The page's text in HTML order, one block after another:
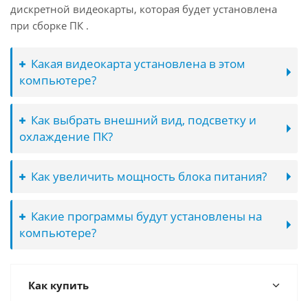
дискретной видеокарты, которая будет установлена
при сборке ПК .
Какая видеокарта установлена в этом
компьютере?
Как выбрать внешний вид, подсветку и
охлаждение ПК?
Как увеличить мощность блока питания?
Какие программы будут установлены на
компьютере?
Как купить